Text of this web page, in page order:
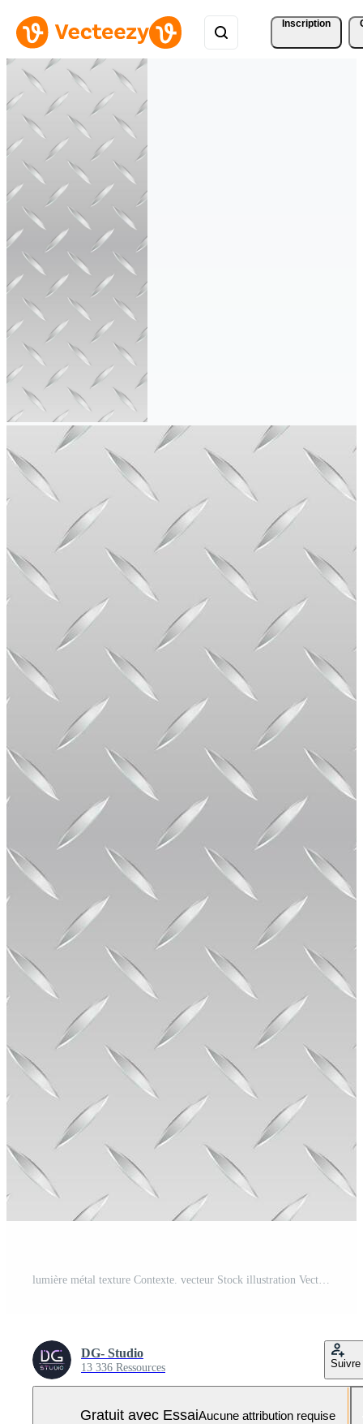
Inscription
lumière métal texture Contexte. vecteur Stock illustration Vecteur Pro et SVG Pro
DG- Studio
13 336 Ressources Suivre
Gratuit avec EssaiAucune attribution requise